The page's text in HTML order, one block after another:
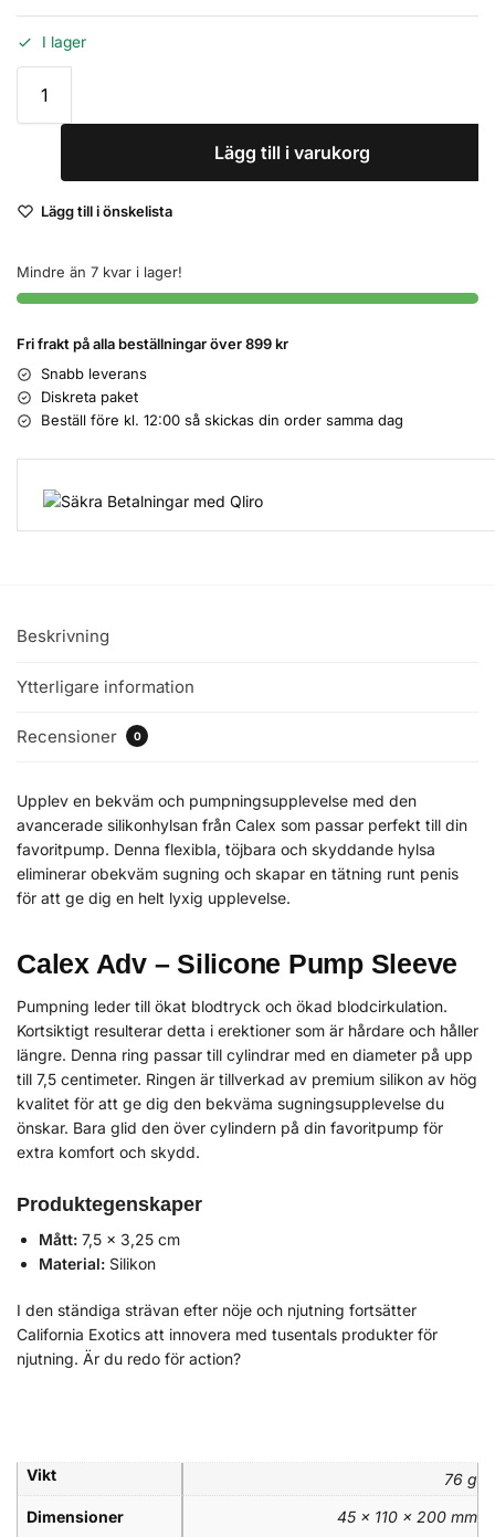
I lager
Lägg till i varukorg
Lägg till i önskelista
Mindre än 7 kvar i lager!
Fri frakt på alla beställningar över 899 kr
Snabb leverans
Diskreta paket
Beställ före kl. 12:00 så skickas din order samma dag
Beskrivning
Ytterligare information
Recensioner 0
Upplev en bekväm och pumpningsupplevelse med den
avancerade silikonhylsan från Calex som passar perfekt till din
favoritpump. Denna flexibla, töjbara och skyddande hylsa
eliminerar obekväm sugning och skapar en tätning runt penis
för att ge dig en helt lyxig upplevelse.
Calex Adv – Silicone Pump Sleeve
Pumpning leder till ökat blodtryck och ökad blodcirkulation.
Kortsiktigt resulterar detta i erektioner som är hårdare och håller
längre. Denna ring passar till cylindrar med en diameter på upp
till 7,5 centimeter. Ringen är tillverkad av premium silikon av hög
kvalitet för att ge dig den bekväma sugningsupplevelse du
önskar. Bara glid den över cylindern på din favoritpump för
extra komfort och skydd.
Produktegenskaper
Mått: 7,5 x 3,25 cm
Material: Silikon
I den ständiga strävan efter nöje och njutning fortsätter
California Exotics att innovera med tusentals produkter för
njutning. Är du redo för action?
Vikt
76 g
Dimensioner
45 × 110 × 200 mm